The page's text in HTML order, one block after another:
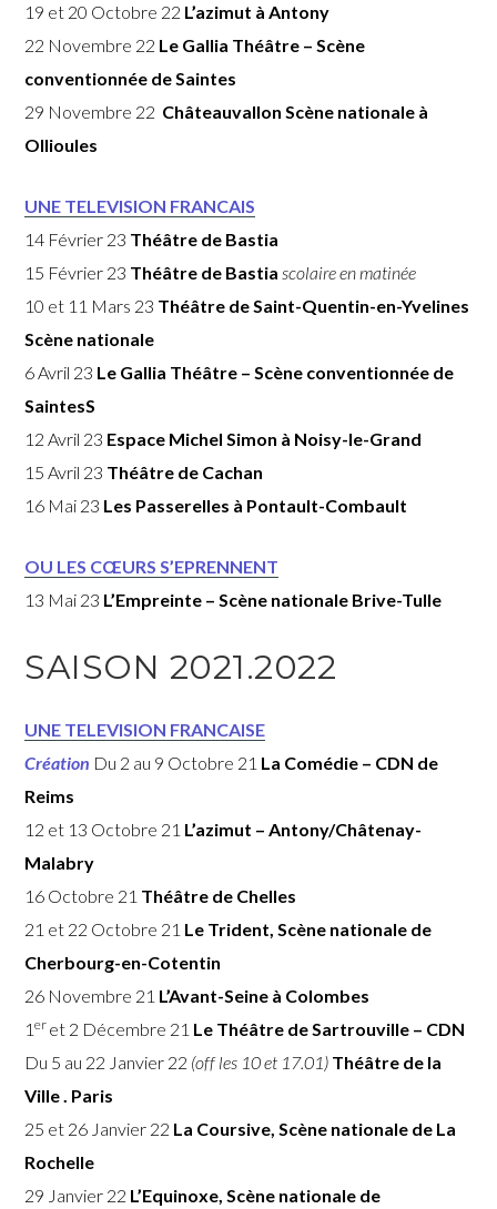
19 et 20 Octobre 22 L’azimut à Antony
22 Novembre 22 Le Gallia Théâtre – Scène
conventionnée de Saintes
29 Novembre 22 Châteauvallon Scène nationale à
Ollioules
UNE TELEVISION FRANCAIS
14 Février 23 Théâtre de Bastia
15 Février 23 Théâtre de Bastia scolaire en matinée
10 et 11 Mars 23 Théâtre de Saint-Quentin-en-Yvelines
Scène nationale
6 Avril 23 Le Gallia Théâtre – Scène conventionnée de
SaintesS
12 Avril 23 Espace Michel Simon à Noisy-le-Grand
15 Avril 23 Théâtre de Cachan
16 Mai 23 Les Passerelles à Pontault-Combault
OU LES CŒURS S’EPRENNENT
13 Mai 23 L’Empreinte – Scène nationale Brive-Tulle
SAISON 2021.2022
UNE TELEVISION FRANCAISE
Création Du 2 au 9 Octobre 21 La Comédie – CDN de
Reims
12 et 13 Octobre 21 L’azimut – Antony/Châtenay-
Malabry
16 Octobre 21 Théâtre de Chelles
21 et 22 Octobre 21 Le Trident, Scène nationale de
Cherbourg-en-Cotentin
26 Novembre 21 L’Avant-Seine à Colombes
1er et 2 Décembre 21 Le Théâtre de Sartrouville – CDN
Du 5 au 22 Janvier 22 (off les 10 et 17.01) Théâtre de la
Ville . Paris
25 et 26 Janvier 22 La Coursive, Scène nationale de La
Rochelle
29 Janvier 22 L’Equinoxe, Scène nationale de